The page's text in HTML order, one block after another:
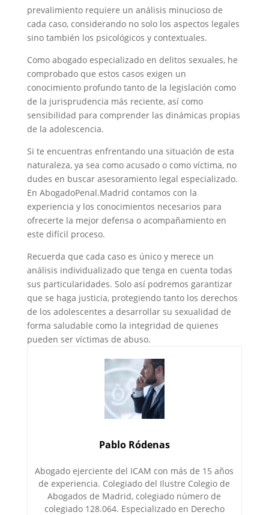
prevalimiento requiere un análisis minucioso de
cada caso, considerando no solo los aspectos legales
sino también los psicológicos y contextuales.
Como abogado especializado en delitos sexuales, he
comprobado que estos casos exigen un
conocimiento profundo tanto de la legislación como
de la jurisprudencia más reciente, así como
sensibilidad para comprender las dinámicas propias
de la adolescencia.
Si te encuentras enfrentando una situación de esta
naturaleza, ya sea como acusado o como víctima, no
dudes en buscar asesoramiento legal especializado.
En AbogadoPenal.Madrid contamos con la
experiencia y los conocimientos necesarios para
ofrecerte la mejor defensa o acompañamiento en
este difícil proceso.
Recuerda que cada caso es único y merece un
análisis individualizado que tenga en cuenta todas
sus particularidades. Solo así podremos garantizar
que se haga justicia, protegiendo tanto los derechos
de los adolescentes a desarrollar su sexualidad de
forma saludable como la integridad de quienes
pueden ser víctimas de abuso.
Pablo Ródenas
Abogado ejerciente del ICAM con más de 15 años
de experiencia. Colegiado del Ilustre Colegio de
Abogados de Madrid, colegiado número de
colegiado 128.064. Especializado en Derecho